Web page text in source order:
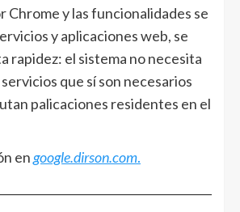
Chrome y las funcionalidades se
y aplicaciones web, se
rapidez: el sistema no necesita
que sí son necesarios
palicaciones residentes en el
engoogle.dirson.com.